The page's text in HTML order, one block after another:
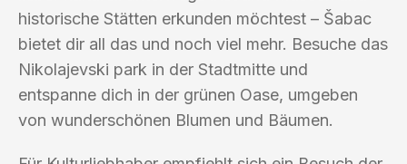
historische Stätten erkunden möchtest – Šabac
bietet dir all das und noch viel mehr. Besuche das
Nikolajevski park in der Stadtmitte und
entspanne dich in der grünen Oase, umgeben
von wunderschönen Blumen und Bäumen.